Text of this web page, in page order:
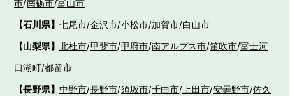
市/南砺市/富山市
【石川県】 七尾市/金沢市/小松市/加賀市/白山市
【山梨県】 北杜市/甲斐市/甲府市/南アルプス市/笛吹市/富士河
口湖町/都留市
【長野県】 中野市/長野市/須坂市/千曲市/ 上田市/安曇野市/佐久